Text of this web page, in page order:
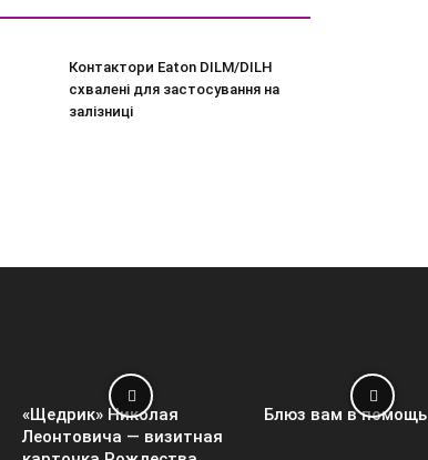
Контактори Eaton DILM/DILH
схвалені для застосування на
залізниці
«Щедрик» Николая
Леонтовича — визитная
Блюз вам в помощь